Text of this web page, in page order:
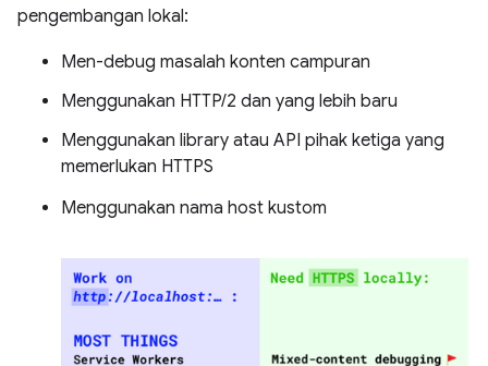
pengembangan lokal:
Men-debug masalah konten campuran
Menggunakan HTTP/2 dan yang lebih baru
Menggunakan library atau API pihak ketiga yang
memerlukan HTTPS
Menggunakan nama host kustom